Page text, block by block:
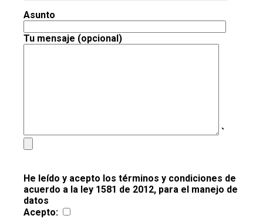
Asunto
Tu mensaje (opcional)
`
He leído y acepto los términos y condiciones de
acuerdo a la ley 1581 de 2012, para el manejo de
datos
Acepto: